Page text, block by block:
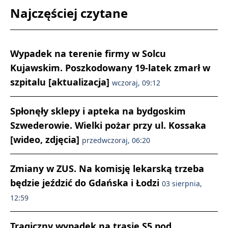
Najczęściej czytane
Wypadek na terenie firmy w Solcu
Kujawskim. Poszkodowany 19-latek zmarł w
szpitalu [aktualizacja] wczoraj, 09:12
Spłonęły sklepy i apteka na bydgoskim
Szwederowie. Wielki pożar przy ul. Kossaka
[wideo, zdjęcia] przedwczoraj, 06:20
Zmiany w ZUS. Na komisję lekarską trzeba
będzie jeździć do Gdańska i Łodzi 03 sierpnia,
12:59